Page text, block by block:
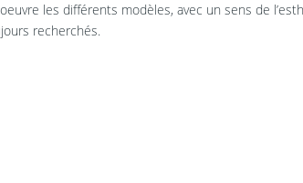
les différents modèles, avec un sens de
recherchés.